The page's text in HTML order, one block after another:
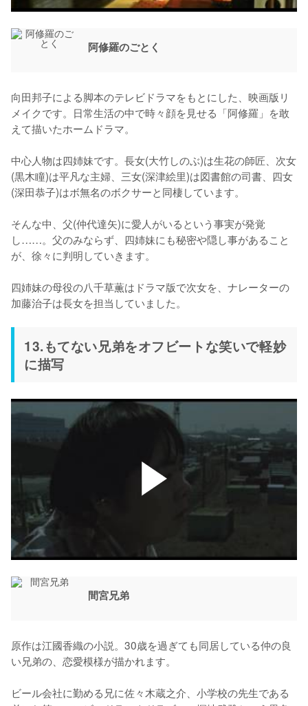
阿修羅のごとく
向田邦子による脚本のテレビドラマをもとにした、映画版リ
メイクです。日常生活の中で時々顔を見せる「阿修羅」を敢
えて描いたホームドラマ。
中心人物は四姉妹です。長女(大竹しのぶ)は生花の師匠、次女
(黒木瞳)は平凡な主婦、三女(深津絵里)は図書館の司書、四女
(深田恭子)はボ無名のボクサーと同棲しています。
そんな中、父(仲代達矢)に愛人がいるという事実が発覚
し……。父のみならず、四姉妹にも秘密や隠し事があること
が、徐々に判明していきます。
四姉妹の母役の八千草薫はドラマ版で次女を、ナレーターの
加藤治子は長女を担当していました。
13.もてない兄弟をオフビートな笑いで軽妙
に描写
間宮兄弟
原作は江國香織の小説。30歳を過ぎても同居している仲の良
い兄弟の、恋愛模様が描かれます。
ビール会社に勤める兄に佐々木蔵之介、小学校の先生である